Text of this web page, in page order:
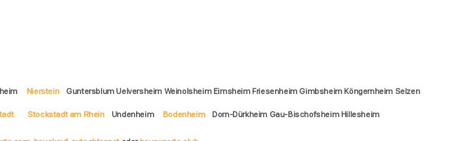
Nierstein Guntersblum Uelversheim Weinolsheim Eimsheim Friesenheim Gimbsheim Köngernheim Selzen
Stockstadt am Rhein Undenheim Bodenheim Dorn-Dürkheim Gau-Bischofsheim Hillesheim